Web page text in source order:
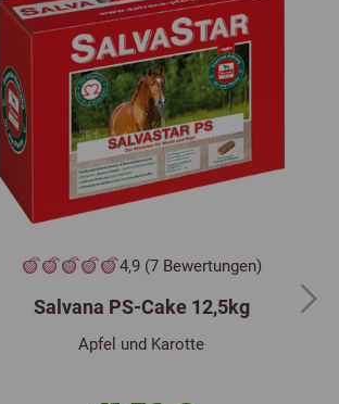
4,9 (7 Bewertungen)
Salvana PS-Cake 12,5kg
Apfel und Karotte
Next